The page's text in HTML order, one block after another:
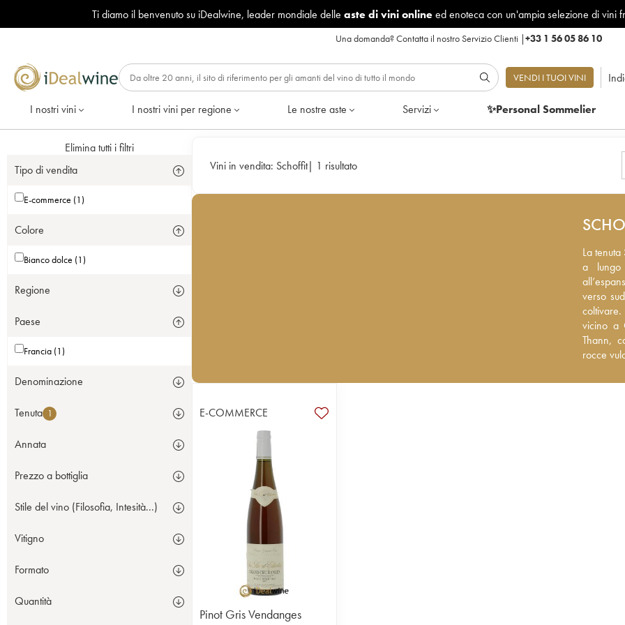
Ti diamo il benvenuto su iDealwine, leader mondiale delle aste di vini onlineed enoteca con un'ampia selezione di vini
Una domanda?Contatta il nostro Servizio Clienti |+33 1 56 05 86 10
VENDI I TUOI VINI
I nostri vini I nostri vini per regione Le nostre aste Servizi ✨Personal Sommelier
Elimina tutti i filtri
Tipo di vendita
E-commerce (1)
Colore
Bianco dolce (1)
Regione
Paese
Francia (1)
Denominazione
Tenuta 1
Annata
Prezzo a bottiglia
Stile del vino (Filosofia, Intesità...)
Vitigno
Formato
Quantità
Vini in vendita: Schoffit| 1 risultato
La
lungo
del
estende
Cru
La
a lungo
verso
vicino a
Thann,
rocce
E-COMMERCE
Pinot Gris Vendanges